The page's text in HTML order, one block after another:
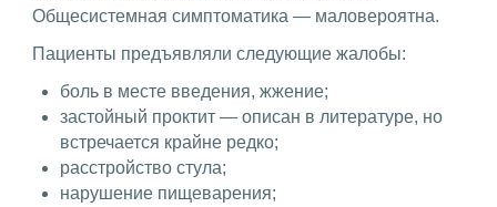
Общесистемная симптоматика — маловероятна.
Пациенты предъявляли следующие жалобы:
боль в месте введения, жжение;
застойный проктит — описан в литературе, но
встречается крайне редко;
расстройство стула;
нарушение пищеварения;